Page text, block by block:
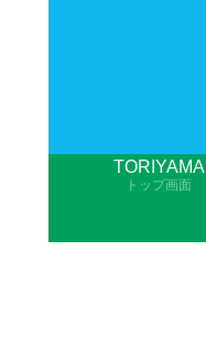
TORIYAMA
トップ画面